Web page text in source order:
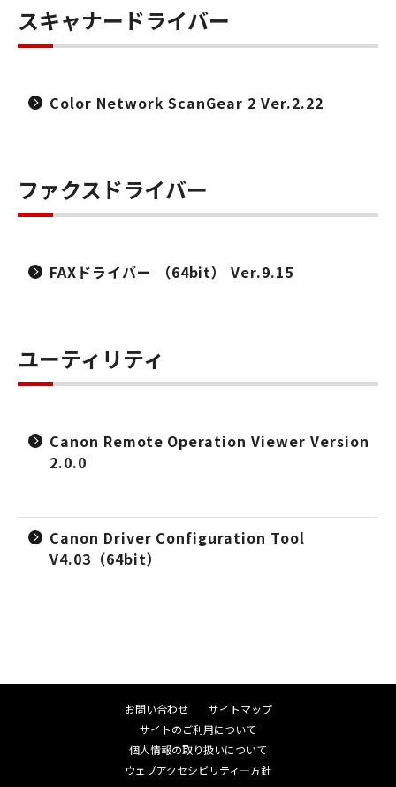
スキャナードライバー
Color Network ScanGear 2 Ver.2.22
ファクスドライバー
FAXドライバー （64bit） Ver.9.15
ユーティリティ
Canon Remote Operation Viewer Version
2.0.0
Canon Driver Configuration Tool
V4.03（64bit）
お問い合わせ
サイトマップ
サイトのご利用について
個人情報の取り扱いについて
ウェブアクセシビリティ―方針